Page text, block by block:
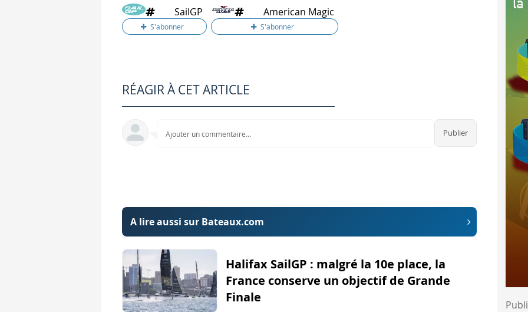
L'objectif affiché est clair, permettre aux équipes de s'entraîner et de tester en dehors
SailGP précise que toutes les équipes seront soumises aux mêmes normes et
Pour American Magic, cette base s'inscrit dans une vision plus large. Doug DeVos,
« Le centre de haute performance American Magic est la
Préparer en continu, au delà des courses
L'objectif affiché est clair, permettre aux équipes de s'entraîner et de tester en dehors
SailGP précise que toutes les équipes seront soumises aux mêmes normes et
Pour American Magic, cette base s'inscrit dans une vision plus large. Doug DeVos,
Il précise dans une déclaration
« Le centre de haute performance American Magic est la
SailGP American Magic
RÉAGIR À CET ARTICLE
Ajouter un commentaire...
A lire aussi sur Bateaux.com
Halifax SailGP : malgré la 10e place, la
France conserve un objectif de Grande
Finale